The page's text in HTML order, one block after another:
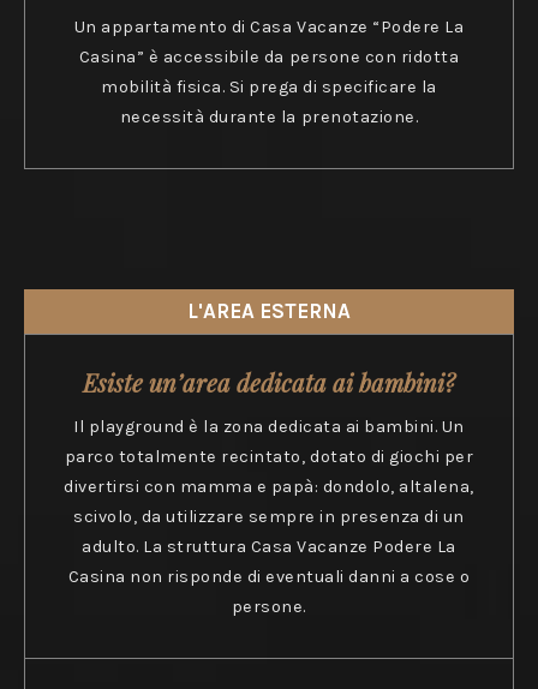
Un appartamento di Casa Vacanze “Podere La
Casina” è accessibile da persone con ridotta
mobilità fisica. Si prega di specificare la
necessità durante la prenotazione.
L'AREA ESTERNA
Esiste un’area dedicata ai bambini?
Il playground è la zona dedicata ai bambini. Un
parco totalmente recintato, dotato di giochi per
divertirsi con mamma e papà: dondolo, altalena,
scivolo, da utilizzare sempre in presenza di un
adulto. La struttura Casa Vacanze Podere La
Casina non risponde di eventuali danni a cose o
persone.